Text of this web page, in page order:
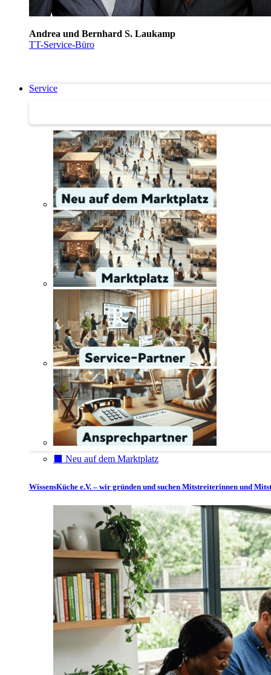
Andrea und Bernhard S. Laukamp
TT-Service-Büro
Service
⬛️ Neu auf dem Marktplatz
WissensKüche e.V. – wir gründen und suchen Mitstreiterinnen und